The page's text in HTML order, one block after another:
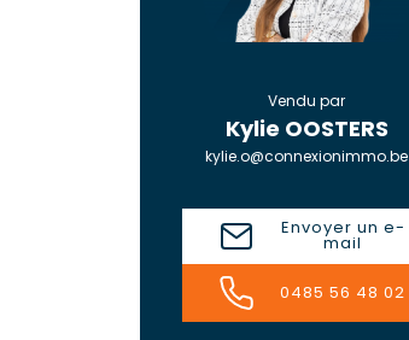
Vendu par
Kylie OOSTERS
kylie.o@connexionimmo.be
Envoyer un e-
mail
0485 56 48 02